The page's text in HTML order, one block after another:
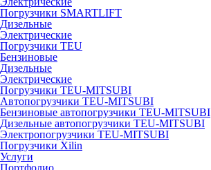
Погрузчики SMARTLIFT
Дизельные
Электрические
Погрузчики TEU
Бензиновые
Дизельные
Электрические
Погрузчики TEU-MITSUBI
Автопогрузчики TEU-MITSUBI
Бензиновые автопогрузчики TEU-MITSUBI
Дизельные автопогрузчики TEU-MITSUBI
Электропогрузчики TEU-MITSUBI
Погрузчики Xilin
Услуги
Портфолио